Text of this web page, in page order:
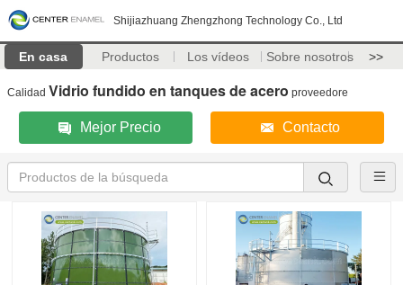
Shijiazhuang Zhengzhong Technology Co., Ltd
En casa Productos Los vídeos Sobre nosotros >>
Calidad Vidrio fundido en tanques de acero proveedore
Mejor Precio Contacto